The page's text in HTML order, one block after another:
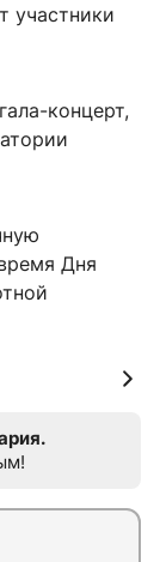
участники
концерт,
Дня